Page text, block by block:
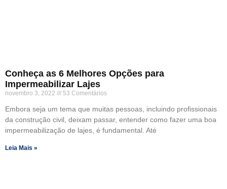
Conheça as 6 Melhores Opções para
Impermeabilizar Lajes
novembro 3, 2022 53 Comentários
Embora seja um tema que muitas pessoas, incluindo profissionais
da construção civil, deixam passar, entender como fazer uma boa
impermeabilização de lajes, é fundamental. Até
Leia Mais »